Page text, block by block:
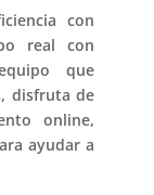
con
real con
que
disfruta de
online,
ayudar a